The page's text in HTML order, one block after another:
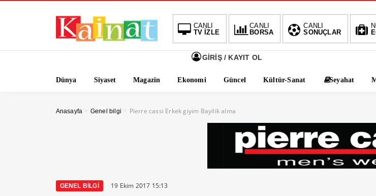
CANLI
TV İZLE
CANLI
BORSA
CANLI
SONUÇLAR
GİRİŞ / KAYIT OL
Dünya Siyaset Magazin Ekonomi Güncel Kültür-Sanat Seyahat
Anasayfa > Genel bilgi > Pierre cassi Erkek giyim Bayilik alma
GENEL BILGI 19 Ekim 2017 15:13